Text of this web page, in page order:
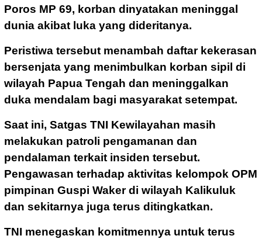
Poros MP 69, korban dinyatakan meninggal
dunia akibat luka yang dideritanya.
Peristiwa tersebut menambah daftar kekerasan
bersenjata yang menimbulkan korban sipil di
wilayah Papua Tengah dan meninggalkan
duka mendalam bagi masyarakat setempat.
Saat ini, Satgas TNI Kewilayahan masih
melakukan patroli pengamanan dan
pendalaman terkait insiden tersebut.
Pengawasan terhadap aktivitas kelompok OPM
pimpinan Guspi Waker di wilayah Kalikuluk
dan sekitarnya juga terus ditingkatkan.
TNI menegaskan komitmennya untuk terus